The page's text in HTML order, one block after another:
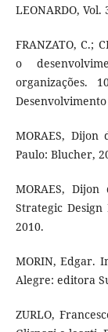
LEONARDO,
FRANZATO, C.;
o
organizações.
MORAES,
Paulo: Blucher,
MORAES,
Strategic Design
2010.
MORIN, Edgar.
Alegre: editora
ZURLO,